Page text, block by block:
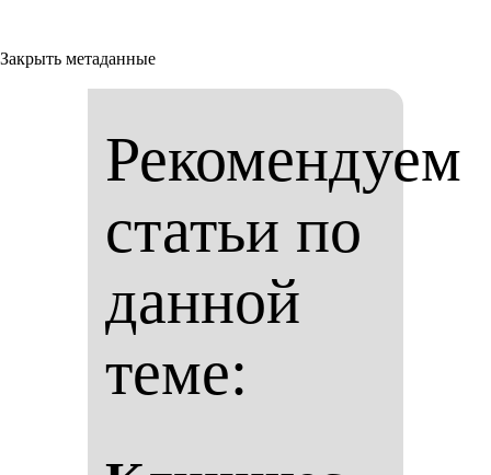
Закрыть метаданные
Рекомендуем
статьи по
данной
теме: